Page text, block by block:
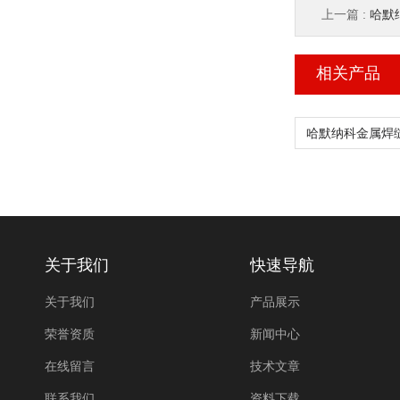
上一篇 : 哈默
相关产品
关于我们
关于我们
荣誉资质
在线留言
快速导航
产品展示
新闻中心
技术文章